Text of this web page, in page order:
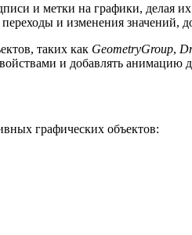
и метки на графики,
и изменения значений,
таких как GeometryGroup,
и добавлять
графических объектов: